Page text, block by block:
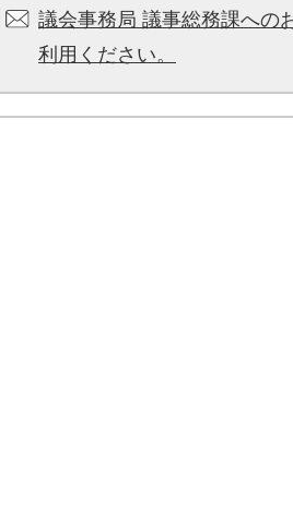
議会事務局 議事総務課への
利用ください。